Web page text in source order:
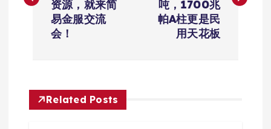
导
资源，就来简
易金服交流
会！
吨，1700兆
帕A柱更是民
用天花板
Related Posts